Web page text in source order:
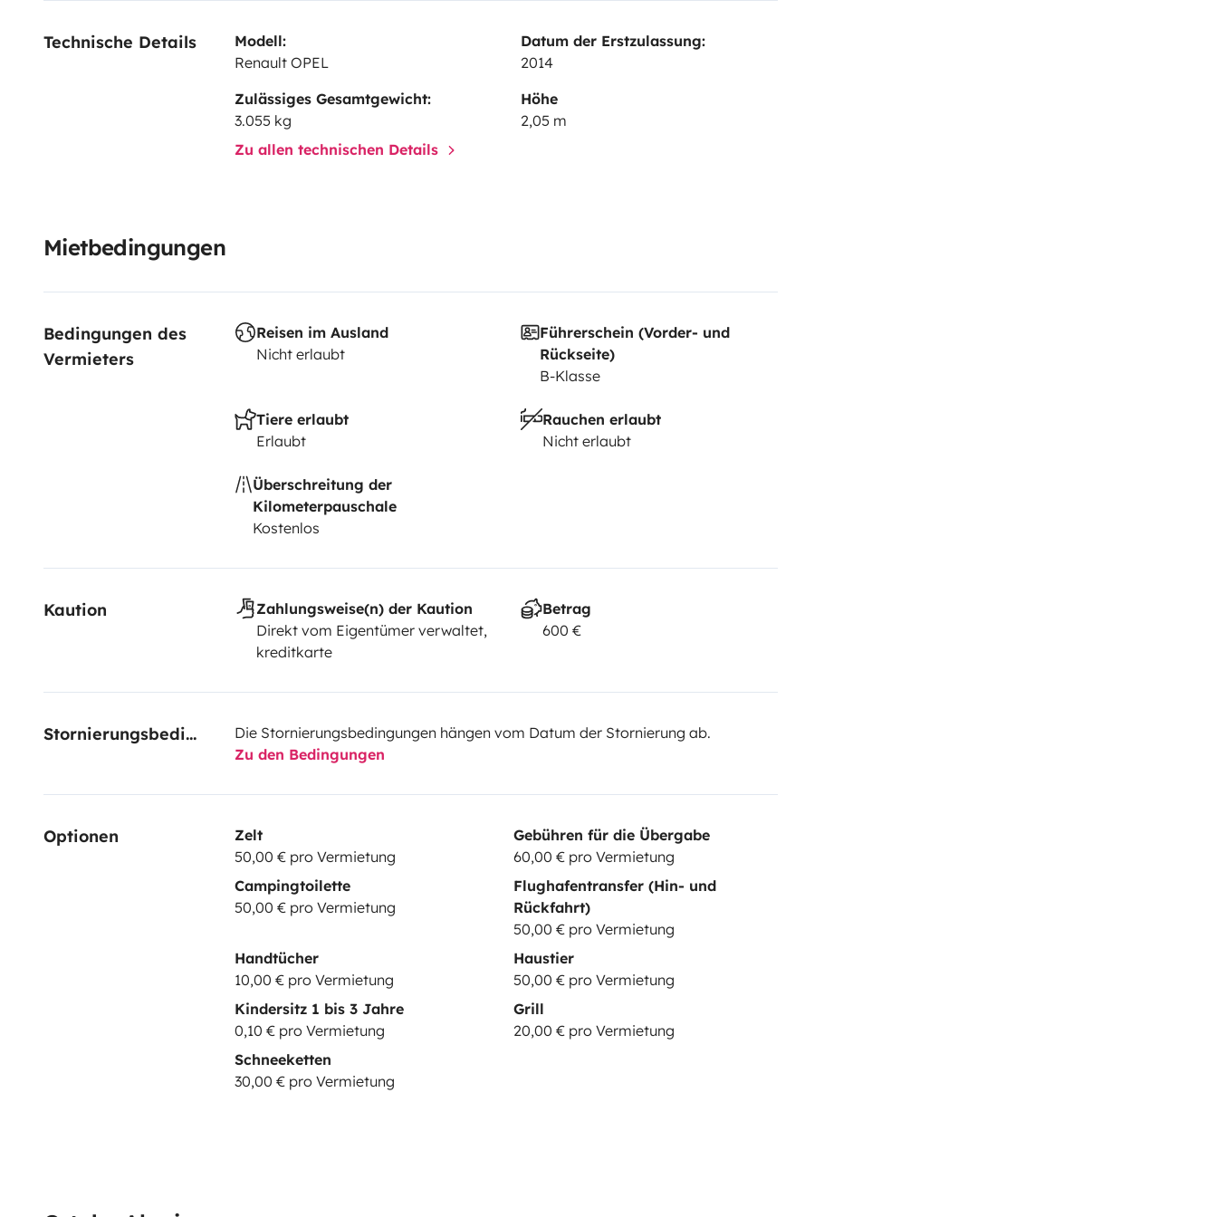
Technische Details
Modell:
Renault OPEL
Datum der Erstzulassung:
2014
Zulässiges Gesamtgewicht:
3.055 kg
Höhe
2,05 m
Zu allen technischen Details
Mietbedingungen
Bedingungen des
Vermieters
Reisen im Ausland
Nicht erlaubt
Führerschein (Vorder- und
Rückseite)
B-Klasse
Tiere erlaubt
Erlaubt
Rauchen erlaubt
Nicht erlaubt
Überschreitung der
Kilometerpauschale
Kostenlos
Kaution
Zahlungsweise(n) der Kaution
Direkt vom Eigentümer verwaltet,
kreditkarte
Betrag
600 €
Stornierungsbedingungen
Die Stornierungsbedingungen hängen vom Datum der Stornierung ab.
Zu den Bedingungen
Optionen
Zelt
50,00 € pro Vermietung
Gebühren für die Übergabe
60,00 € pro Vermietung
Campingtoilette
50,00 € pro Vermietung
Flughafentransfer (Hin- und
Rückfahrt)
50,00 € pro Vermietung
Handtücher
10,00 € pro Vermietung
Haustier
50,00 € pro Vermietung
Kindersitz 1 bis 3 Jahre
0,10 € pro Vermietung
Grill
20,00 € pro Vermietung
Schneeketten
30,00 € pro Vermietung